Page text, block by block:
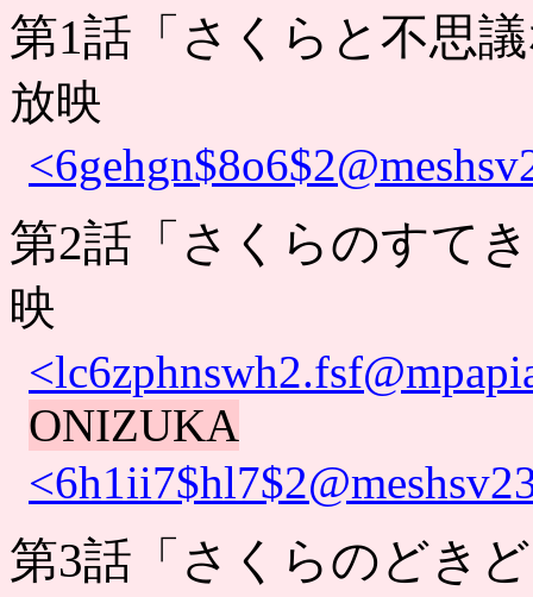
第1話「さくらと不思
放映
第2話「さくらのすて
映
ONIZUKA
第3話「さくらのどき